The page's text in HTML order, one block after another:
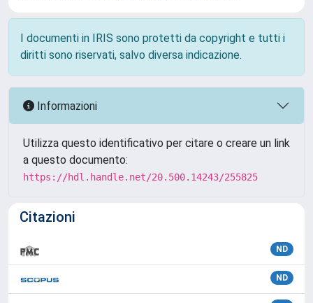
I documenti in IRIS sono protetti da copyright e tutti i
diritti sono riservati, salvo diversa indicazione.
Informazioni
Utilizza questo identificativo per citare o creare un link
a questo documento:
https://hdl.handle.net/20.500.14243/255825
Citazioni
ND
ND